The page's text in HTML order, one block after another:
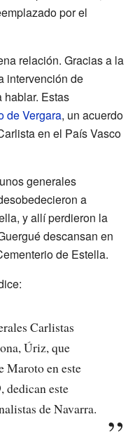
por el
relación. Gracias a la
intervención de
hablar. Estas
de Vergara, un acuerdo
en el País Vasco
generales
a
y allí perdieron la
descansan en
de Estella.
Carlistas
Úriz, que
Maroto en este
dedican este
de Navarra.